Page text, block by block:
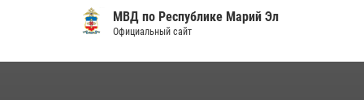
04 августа 2026, 06:06
Управление Росгвардии по Республике
МВД по Республике Марий Эл
Официальный сайт